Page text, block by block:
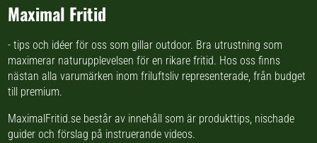
Maximal Fritid
- tips och idéer för oss som gillar outdoor. Bra utrustning som
maximerar naturupplevelsen för en rikare fritid. Hos oss finns
nästanalla varumärken inom friluftsliv representerade, från budget
till premium.
MaximalFritid.se består av innehåll som är produkttips, nischade
guider och förslag på instruerande videos.